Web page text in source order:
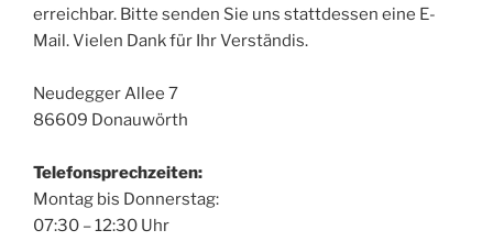
erreichbar. Bitte senden Sie uns stattdessen eine E-
Mail. Vielen Dank für Ihr Verständis.
Neudegger Allee 7
86609 Donauwörth
Telefonsprechzeiten:
Montag bis Donnerstag:
07:30 – 12:30 Uhr